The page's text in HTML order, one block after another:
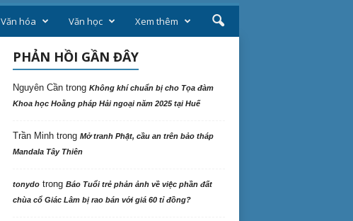
Văn hóa Văn học Xem thêm
PHẢN HỒI GẦN ĐÂY
Nguyên Cầntrong Không khí chuẩn bị cho Tọa đàm
Khoa học Hoằng pháp Hải ngoại năm 2025 tại Huế
Trần Minhtrong Mở tranh Phật, cầu an trên bảo tháp
Mandala Tây Thiên
tonydotrong Báo Tuổi trẻ phản ảnh về việc phần đất
chùa cổ Giác Lâm bị rao bán với giá 60 tỉ đồng?